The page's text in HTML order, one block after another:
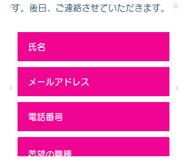
す。後日、ご連絡させていただきます。